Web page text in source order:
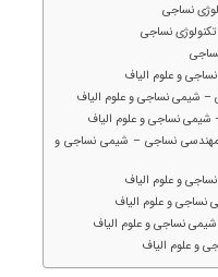
نساجی
نساجی
و علوم الیاف
شیمی نساجی و علوم الیاف
نساجی و علوم الیاف
مهندسی نساجی – شیمی نساجی و
و علوم الیاف
نساجی و علوم الیاف
نساجی و علوم الیاف
و علوم الیاف